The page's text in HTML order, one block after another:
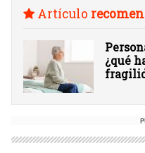
Artículo
¿qué